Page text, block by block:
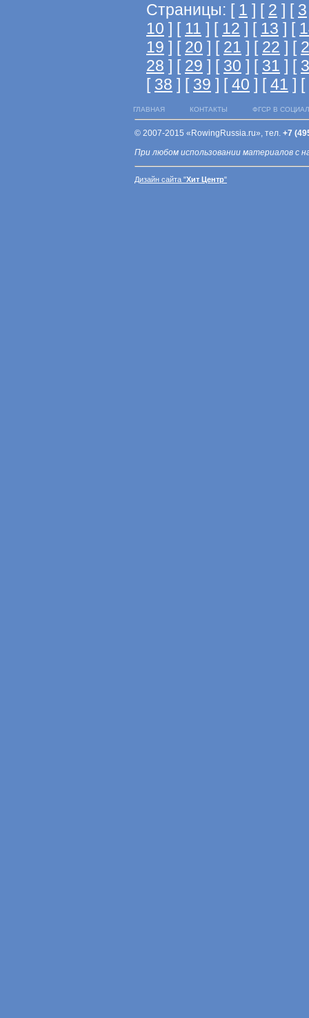
Страницы: [ 1 ] [ 2 ] [ 3
10 ] [ 11 ] [ 12 ] [ 13 ] [
19 ] [ 20 ] [ 21 ] [ 22 ] [
28 ] [ 29 ] [ 30 ] [ 31 ] [
[ 38 ] [ 39 ] [40 ] [41 ] [
ГЛАВНАЯ КОНТАКТЫ ФГСР В
© 2007-2015 «RowingRussia.ru», тел. +7
При любом использовании материалов с
Дизайн сайта "Хит Центр"